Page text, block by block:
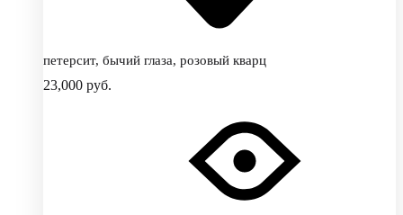
петерсит, бычий глаза, розовый кварц
23,000 руб.